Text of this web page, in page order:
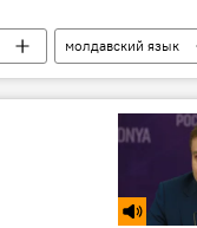
молдавский язык
изменение конституции